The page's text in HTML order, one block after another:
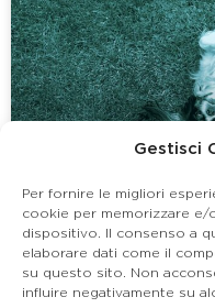
Gestisci
Per fornire le migliori
cookie per memorizzare e/
dispositivo. Il consenso a
elaborare dati come il
su questo sito. Non
influire negativamente su
Mielopatia
traumatica nel